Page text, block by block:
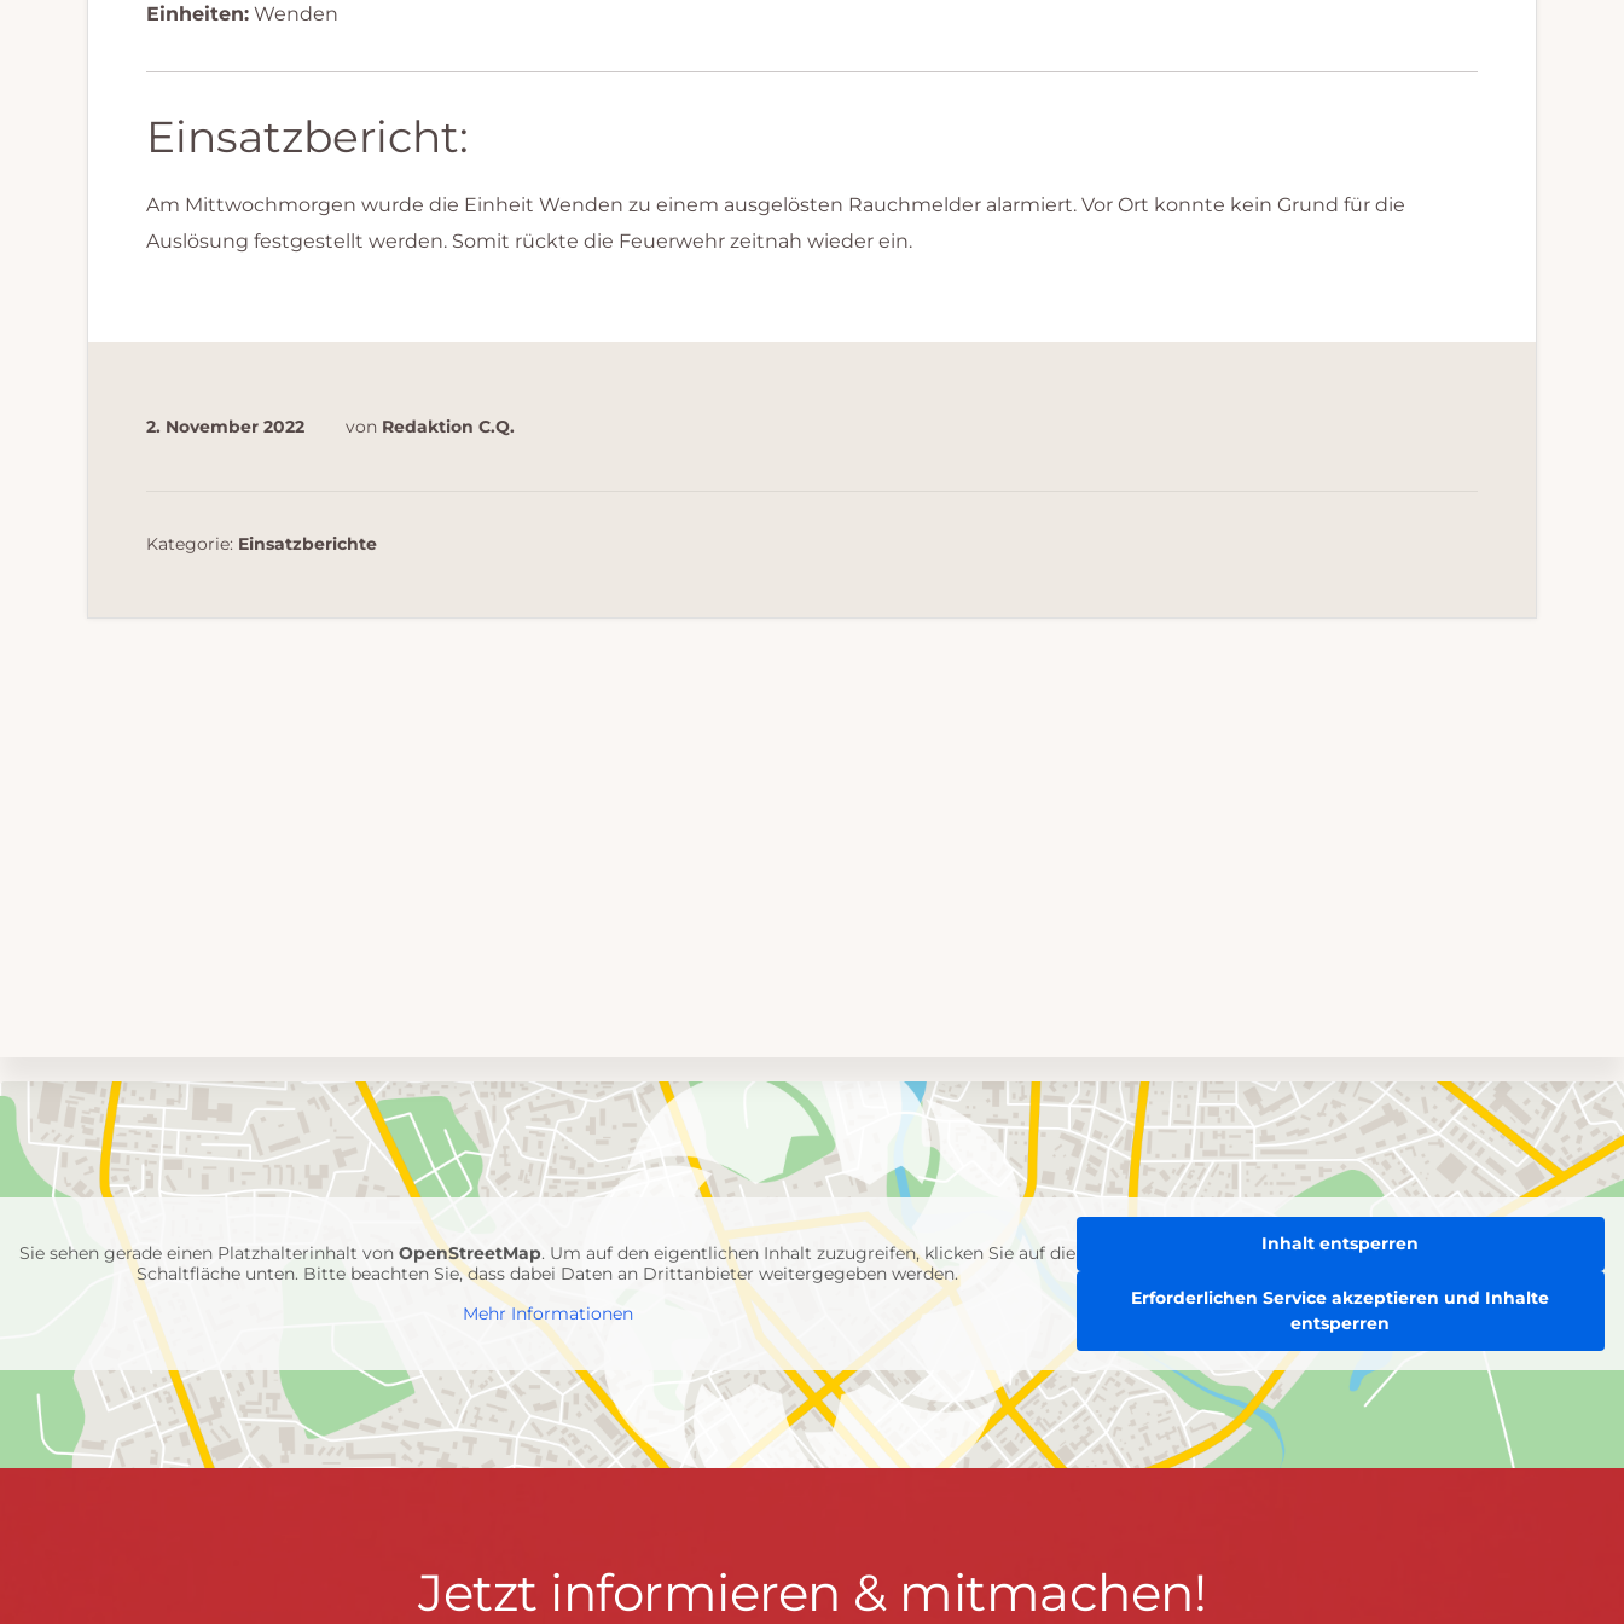
Einheiten: Wenden
Einsatzbericht:
Am Mittwochmorgen wurde die Einheit Wenden zu einem ausgelösten Rauchmelder alarmiert. Vor Ort konnte kein Grund für die
Auslösung festgestellt werden. Somit rückte die Feuerwehr zeitnah wieder ein.
2. November 2022 von Redaktion C.Q.
Kategorie: Einsatzberichte
Umgebungskarte
mit
Feuerwehr-
Einheiten
Sie sehen gerade einen Platzhalterinhalt vonOpenStreetMap. Um auf den eigentlichen Inhalt zuzugreifen, klicken Sie auf die
Schaltfläche unten. Bitte beachten Sie, dass dabei Daten an Drittanbieter weitergegeben werden.
Mehr Informationen
Inhalt entsperren
Erforderlichen Service akzeptieren und Inhalte
entsperren
Jetzt informieren & mitmachen!
Kontaktdaten
FEUERWEHR WENDEN